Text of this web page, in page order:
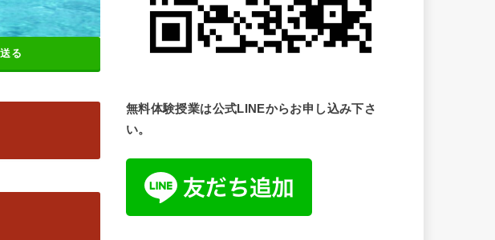
送る
無料体験授業は公式LINEからお申し込み下さ
い。